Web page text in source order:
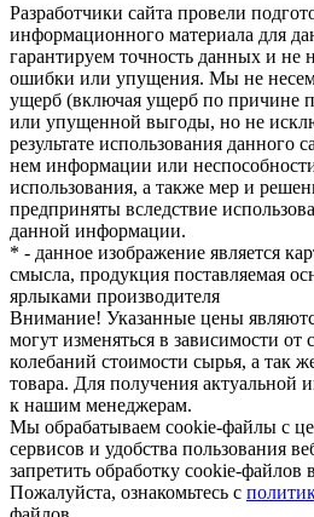
Разработчики сайта провели
информационного материала для
гарантируем точность данных и не
ошибки или упущения. Мы не несем
ущерб (включая ущерб по причине
или упущенной выгоды, но не
результате использования данного
нем информации или
использования, а также мер и
предприняты вследствие
данной информации.
* - данное изображение является
смысла, продукция поставляемая
ярлыками производителя
Внимание! Указанные цены
могут изменяться в зависимости от
колебаний стоимости сырья, а так
товара. Для получения актуальной
к нашим менеджерам.
Мы обрабатываем cookie-файлы с
сервисов и удобства пользования
запретить обработку cookie-файлов
Пожалуйста, ознакомьтесь с